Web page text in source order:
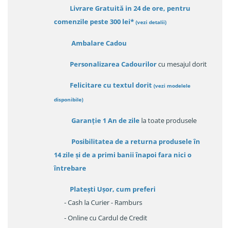
Livrare Gratuită in 24 de ore, pentru
comenzile peste 300 lei* (vezi detalii)
Ambalare Cadou
Personalizarea Cadourilorcu mesajul dorit
Felicitare cu textul dorit (vezi modelele
disponibile)
Garanție 1 An de zile la toate produsele
Posibilitatea de a returna produsele în
14 zileși de a primi banii înapoi fara nici o
întrebare
Platești Ușor, cum preferi
- Cash la Curier - Ramburs
- Online cu Cardul de Credit